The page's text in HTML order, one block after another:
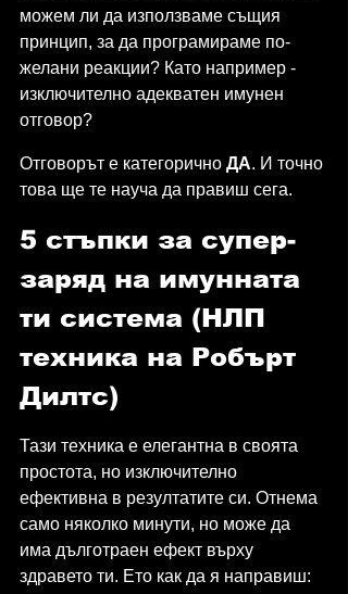
можем ли да използваме същия
принцип, за да програмираме по-
желани реакции? Като например -
изключително адекватен имунен
отговор?
Отговорът е категорично ДА. И точно
това ще те науча да правиш сега.
5 стъпки за супер-
заряд на имунната
ти система (НЛП
техника на Робърт
Дилтс)
Тази техника е елегантна в своята
простота, но изключително
ефективна в резултатите си. Отнема
само няколко минути, но може да
има дълготраен ефект върху
здравето ти. Ето как да я направиш: